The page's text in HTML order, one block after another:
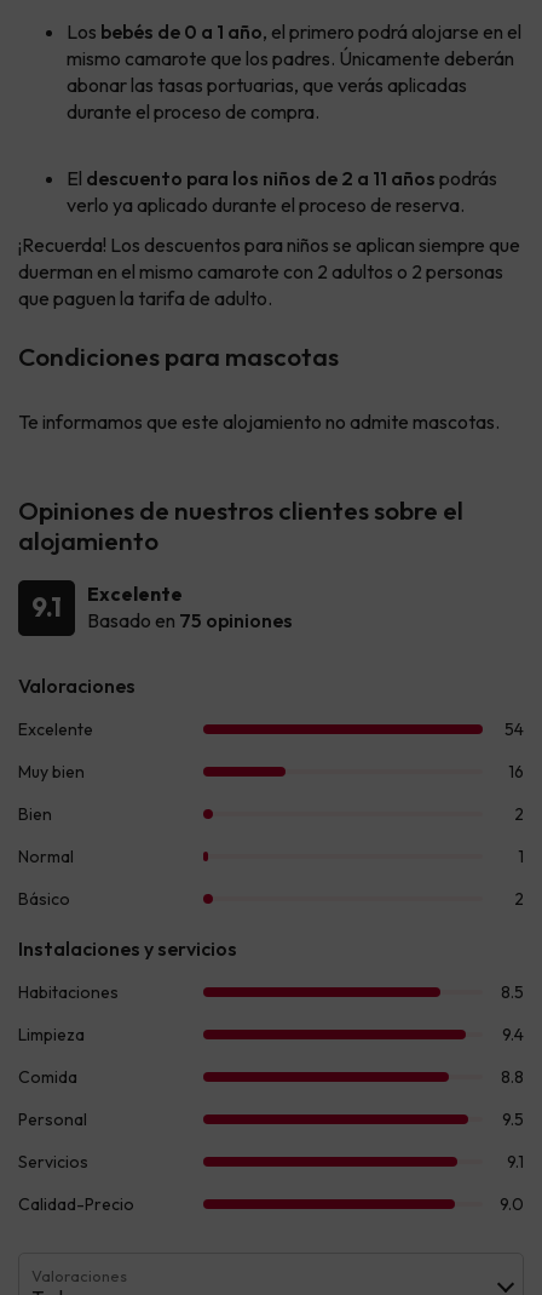
Los bebés de 0 a 1 año, el primero podrá alojarse en el
mismo camarote que los padres. Únicamente deberán
abonar las tasas portuarias, que verás aplicadas
durante el proceso de compra.
El descuento para los niños de 2 a 11 años podrás
verlo ya aplicado durante el proceso de reserva.
¡Recuerda! Los descuentos para niños se aplican siempre que
duerman en el mismo camarote con 2 adultos o 2 personas
que paguen la tarifa de adulto.
Condiciones para mascotas
Te informamos que este alojamiento no admite mascotas.
Opiniones de nuestros clientes sobre el
alojamiento
9.1
Excelente
Basado en 75 opiniones
Valoraciones